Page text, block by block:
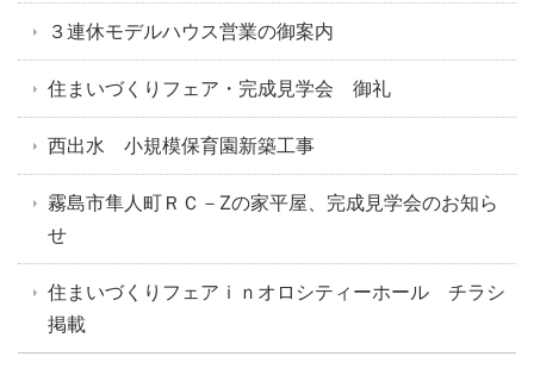
３連休モデルハウス営業の御案内
住まいづくりフェア・完成見学会 御礼
西出水 小規模保育園新築工事
霧島市隼人町ＲＣ－Zの家平屋、完成見学会のお知ら
せ
住まいづくりフェアｉｎオロシティーホール チラシ
掲載